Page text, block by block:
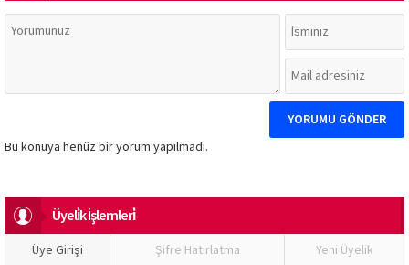
Bu konuya henüz bir yorum yapılmadı.
Üyeli̇k İşlemleri̇
Üye Girişi Şifre Hatırlatma Yeni Üyelik